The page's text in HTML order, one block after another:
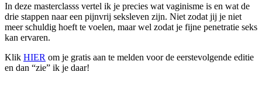
In deze masterclasss vertel ik je precies wat vaginisme is en wat de
drie stappen naar een pijnvrij seksleven zijn. Niet zodat jij je niet
meer schuldig hoeft te voelen, maar wel zodat je fijne penetratie seks
kan ervaren.
Klik HIER om je gratis aan te melden voor de eerstevolgende editie
en dan “zie” ik je daar!